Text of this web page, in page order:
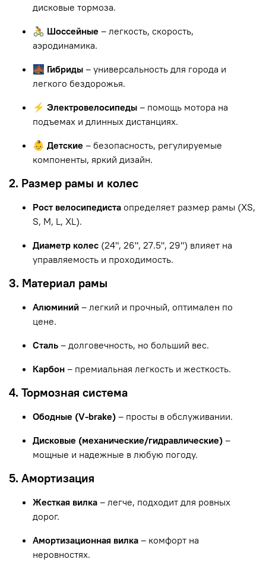
дисковые тормоза.
🚴 Шоссейные – легкость, скорость,
аэродинамика.
🌉 Гибриды – универсальность для города и
легкого бездорожья.
⚡ Электровелосипеды – помощь мотора на
подъемах и длинных дистанциях.
👶 Детские – безопасность, регулируемые
компоненты, яркий дизайн.
2. Размер рамы и колес
Рост велосипедиста определяет размер рамы (XS,
S, M, L, XL).
Диаметр колес (24", 26", 27.5", 29") влияет на
управляемость и проходимость.
3. Материал рамы
Алюминий – легкий и прочный, оптимален по
цене.
Сталь – долговечность, но больший вес.
Карбон – премиальная легкость и жесткость.
4. Тормозная система
Ободные (V-brake) – просты в обслуживании.
Дисковые (механические/гидравлические) –
мощные и надежные в любую погоду.
5. Амортизация
Жесткая вилка – легче, подходит для ровных
дорог.
Амортизационная вилка – комфорт на
неровностях.